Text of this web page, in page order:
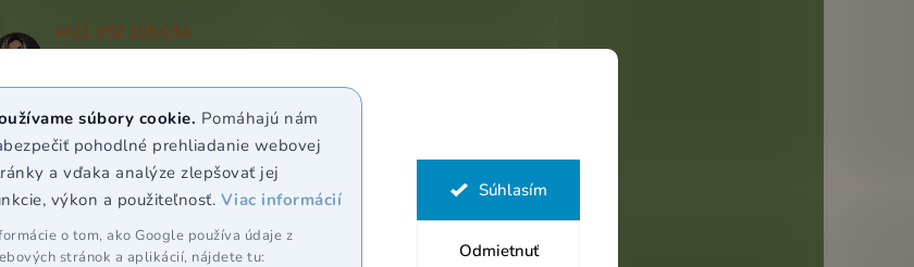
súbory cookie. Pomáhajú nám
pohodlné prehliadanie webovej
a vďaka analýze zlepšovať jej
výkon a použiteľnosť. Viac informácií
o tom, ako Google používa údaje z
stránok a aplikácií, nájdete tu:
Odmietnuť
Súhlasím
+421 950 105 034
info@puravia.sk
WhatsApp